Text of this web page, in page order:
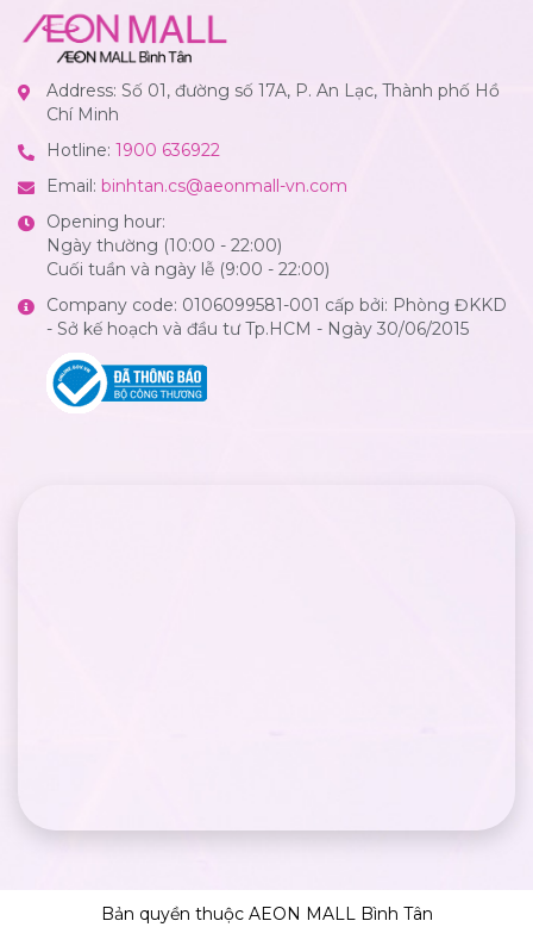
Address: Số 01, đường số 17A, P. An Lạc, Thành phố Hồ
Chí Minh
Hotline: 1900 636922
Email: binhtan.cs@aeonmall-vn.com
Opening hour:
Ngày thường (10:00 - 22:00)
Cuối tuần và ngày lễ (9:00 - 22:00)
Company code: 0106099581-001 cấp bởi: Phòng ĐKKD
- Sở kế hoạch và đầu tư Tp.HCM - Ngày 30/06/2015
Bản quyền thuộc AEON MALL Bình Tân